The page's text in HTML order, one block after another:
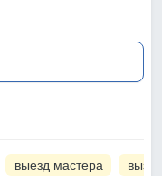
выезд мастера